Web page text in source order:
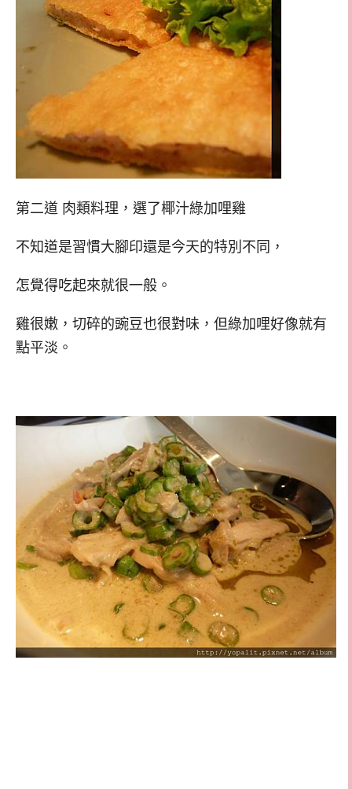
第二道 肉類料理，選了椰汁綠加哩雞
不知道是習慣大腳印還是今天的特別不同，
怎覺得吃起來就很一般。
雞很嫩，切碎的豌豆也很對味，但綠加哩好像就有
點平淡。